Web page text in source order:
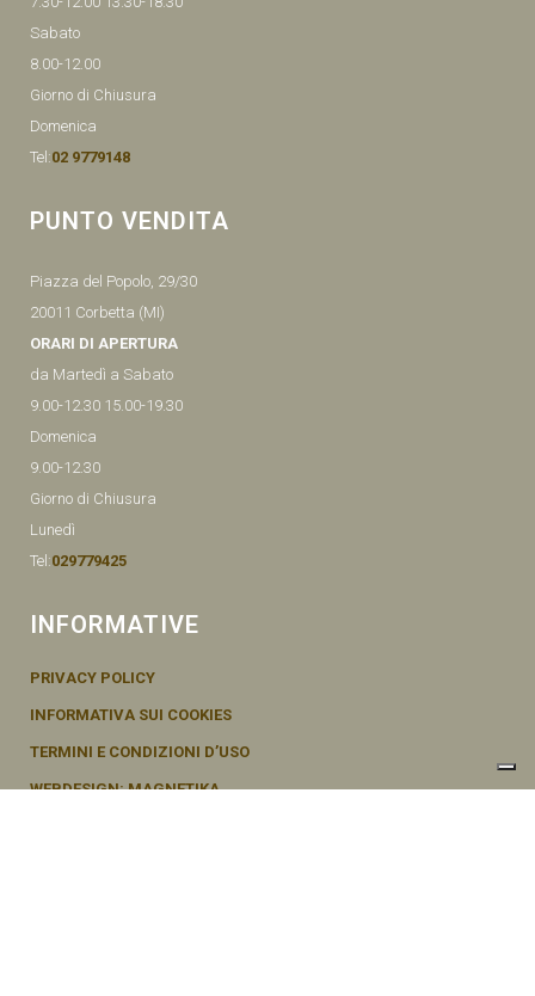
Sabato
8.00-12.00
Giorno di Chiusura
Domenica
Tel:02 9779148
PUNTO VENDITA
Piazza del Popolo, 29/30
20011 Corbetta (MI)
ORARI DI APERTURA
da Martedì a Sabato
9.00-12.30 15.00-19.30
Domenica
9.00-12.30
Giorno di Chiusura
Lunedì
Tel:029779425
INFORMATIVE
PRIVACY POLICY
INFORMATIVA SUI COOKIES
TERMINI E CONDIZIONI D’USO
WEBDESIGN: MAGNETIKA